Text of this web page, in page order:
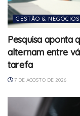
GESTÃO & NEGÓCIOS
Pesquisa aponta
alternam entre
tarefa
7 DE AGOSTO DE 2026